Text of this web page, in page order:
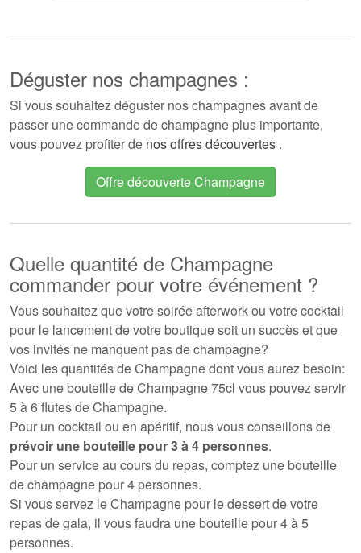
Déguster nos champagnes :
Si vous souhaitez déguster nos champagnes avant de
passer une commande de champagne plus importante,
vous pouvez profiter de nos offres découvertes .
Offre découverte Champagne
Quelle quantité de Champagne
commander pour votre événement ?
Vous souhaitez que votre soirée afterwork ou votre cocktail
pour le lancement de votre boutique soit un succès et que
vos invités ne manquent pas de champagne?
Voici les quantités de Champagne dont vous aurez besoin:
Avec une bouteille de Champagne 75cl vous pouvez servir
5 à 6 flutes de Champagne.
Pour un cocktail ou en apéritif, nous vous conseillons de
prévoir une bouteille pour 3 à 4 personnes.
Pour un service au cours du repas, comptez une bouteille
de champagne pour 4 personnes.
Si vous servez leChampagne pour le dessert de votre
repas de gala, il vous faudra une bouteille pour 4 à 5
personnes.